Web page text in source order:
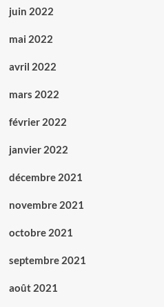
juin 2022
mai 2022
avril 2022
mars 2022
février 2022
janvier 2022
décembre 2021
novembre 2021
octobre 2021
septembre 2021
août 2021